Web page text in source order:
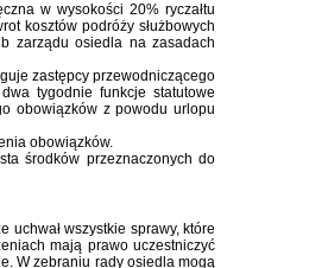
w wysokości 20% ryczałtu
kosztów podróży służbowych
zarządu osiedla na zasadach
zastępcy przewodniczącego
tygodnie funkcje statutowe
obowiązków z powodu urlopu
obowiązków.
środków przeznaczonych do
wszystkie sprawy, które
mają prawo uczestniczyć
W zebraniu rady osiedla mogą